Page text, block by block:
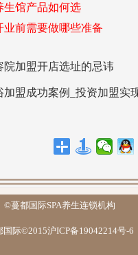
生馆产品如何选
业前需要做哪些准备
院加盟开店选址的忌讳
加盟成功案例_投资加盟实
©蔓都国际SPA养生连锁机构
国际©2015沪ICP备19042214号-6